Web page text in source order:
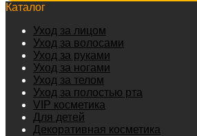
Каталог
Уход за лицом
Уход за волосами
Уход за руками
Уход за ногами
Уход за телом
Уход за полостью рта
VIP косметика
Для детей
Декоративная косметика